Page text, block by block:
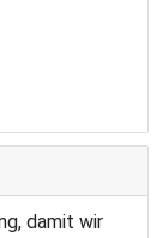
damit wir